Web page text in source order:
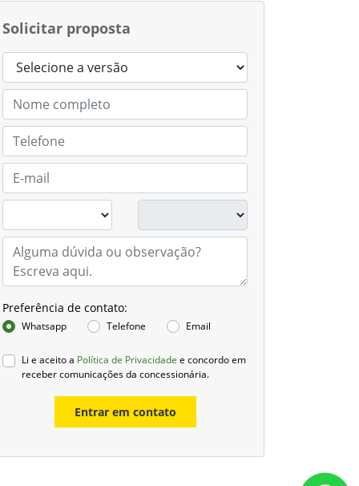
Solicitar proposta
Preferência de contato:
Whatsapp Telefone Email
Li e aceito a Política de Privacidade e concordo em
receber comunicações da concessionária.
Entrar em contato